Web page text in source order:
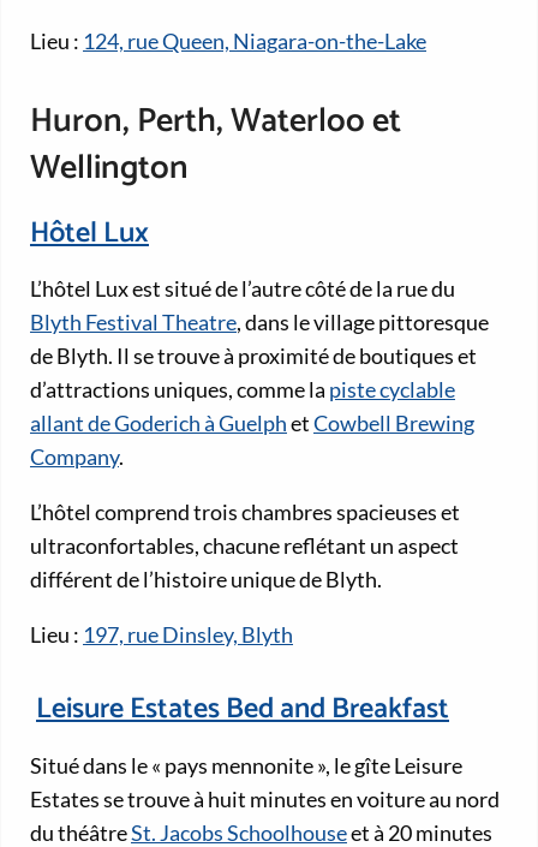
Lieu : 124, rue Queen, Niagara-on-the-Lake
Huron, Perth, Waterloo et
Wellington
Hôtel Lux
L’hôtel Lux est situé de l’autre côté de la rue du
Blyth Festival Theatre, dans le village pittoresque
de Blyth. Il se trouve à proximité de boutiques et
d’attractions uniques, comme la piste cyclable
allant de Goderich à GuelphetCowbell Brewing
Company.
L’hôtel comprend trois chambres spacieuses et
ultraconfortables, chacune reflétant un aspect
différent de l’histoire unique de Blyth.
Lieu : 197, rue Dinsley, Blyth
Leisure Estates Bed and Breakfast
Situé dans le « pays mennonite », le gîte Leisure
Estates se trouve à huit minutes en voiture au nord
du théâtreSt. Jacobs Schoolhouseet à 20 minutes